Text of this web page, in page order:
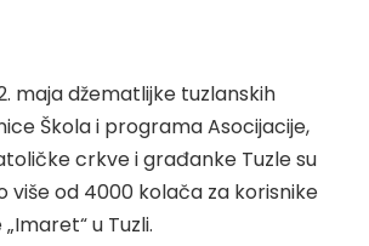
maja džematlijke tuzlanskih
Škola i programa Asocijacije,
crkve i građanke Tuzle su
više od 4000 kolača za korisnike
u Tuzli.